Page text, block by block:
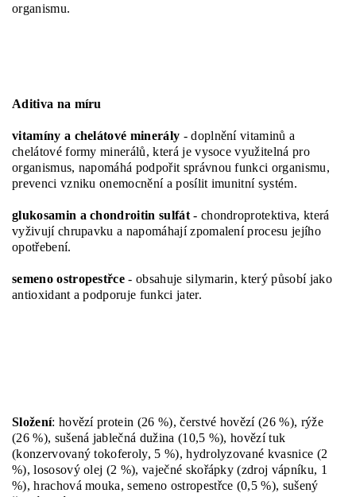
organismu.
Aditiva na míru
vitamíny a chelátové minerály - doplnění vitaminů a
chelátové formy minerálů, která je vysoce využitelná pro
organismus, napomáhá podpořit správnou funkci organismu,
prevenci vzniku onemocnění a posílit imunitní systém.
glukosamin a chondroitin sulfát- chondroprotektiva, která
vyživují chrupavku a napomáhají zpomalení procesu jejího
opotřebení.
semeno ostropestřce - obsahuje silymarin, který působí jako
antioxidant a podporuje funkci jater.
Složení: hovězí protein (26 %), čerstvé hovězí (26 %), rýže
(26 %), sušená jablečná dužina (10,5 %), hovězí tuk
(konzervovaný tokoferoly, 5 %), hydrolyzované kvasnice (2
%), lososový olej (2 %), vaječné skořápky (zdroj vápníku, 1
%), hrachová mouka, semeno ostropestřce (0,5 %), sušený